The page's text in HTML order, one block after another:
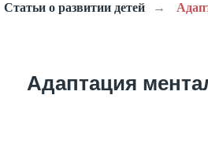
Статьи о развитии детей →
Адаптация